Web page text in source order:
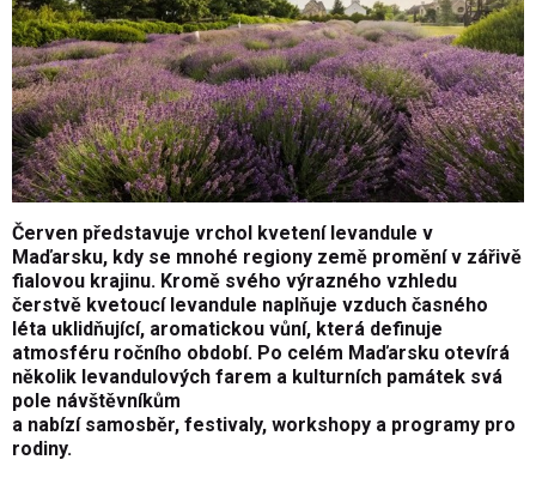
Červen představuje vrchol kvetení levandule v
Maďarsku, kdy se mnohé regiony země promění v zářivě
fialovou krajinu. Kromě svého výrazného vzhledu
čerstvě kvetoucí levandule naplňuje vzduch časného
léta uklidňující, aromatickou vůní, která definuje
atmosféru ročního období. Po celém Maďarsku otevírá
několik levandulových farem a kulturních památek svá
pole návštěvníkům
a nabízí samosběr, festivaly, workshopy a programy pro
rodiny.